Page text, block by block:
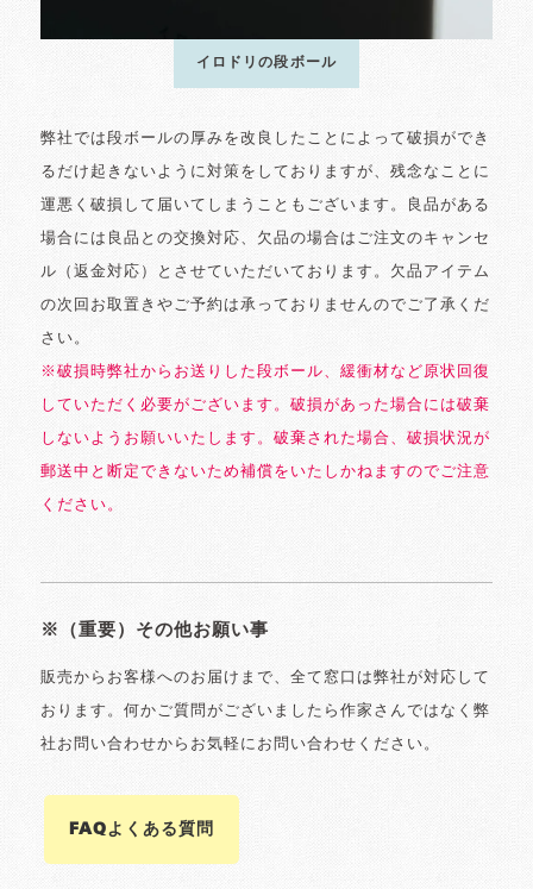
イロドリの段ボール
弊社では段ボールの厚みを改良したことによって破損ができ
るだけ起きないように対策をしておりますが、残念なことに
運悪く破損して届いてしまうこともございます。良品がある
場合には良品との交換対応、欠品の場合はご注文のキャンセ
ル（返金対応）とさせていただいております。欠品アイテム
の次回お取置きやご予約は承っておりませんのでご了承くだ
さい。
※破損時弊社からお送りした段ボール、緩衝材など原状回復
していただく必要がございます。破損があった場合には破棄
しないようお願いいたします。破棄された場合、破損状況が
郵送中と断定できないため補償をいたしかねますのでご注意
ください。
※（重要）その他お願い事
販売からお客様へのお届けまで、全て窓口は弊社が対応して
おります。何かご質問がございましたら作家さんではなく弊
社お問い合わせからお気軽にお問い合わせください。
FAQよくある質問